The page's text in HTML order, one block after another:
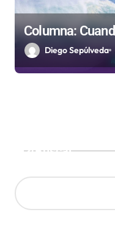
Columna:
Diego Sepúlveda
Buscar